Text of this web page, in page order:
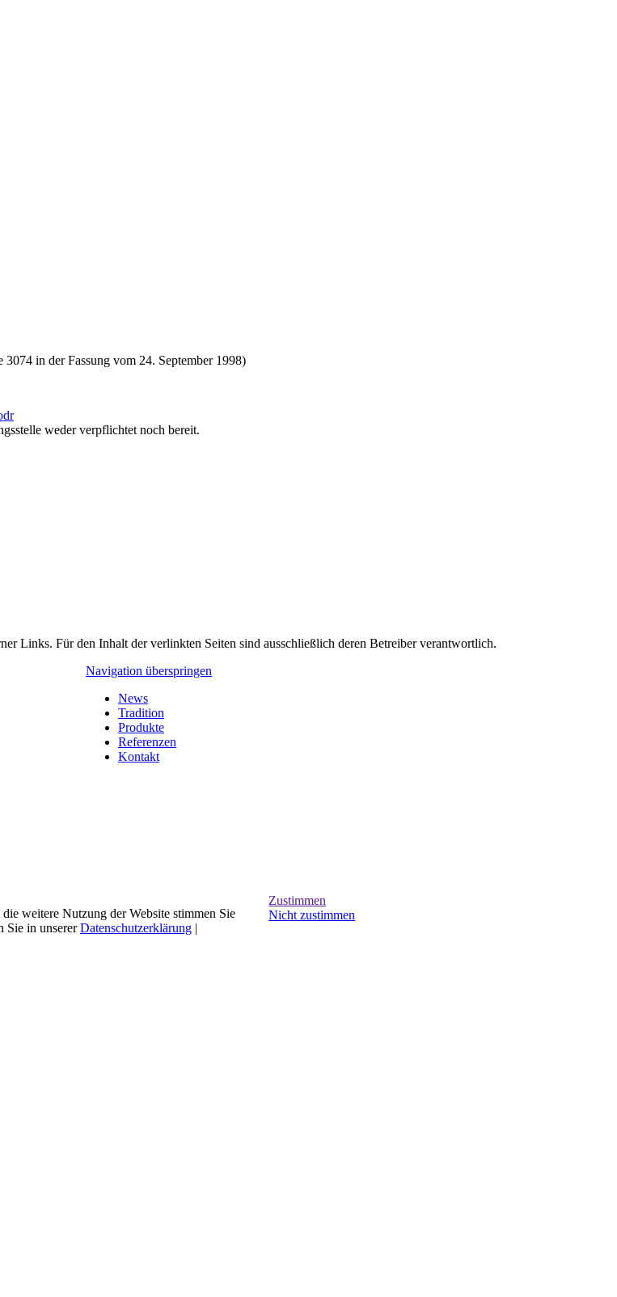
in der Fassung vom 24. September 1998)
weder verpflichtet noch bereit.
Links. Für den Inhalt der verlinkten Seiten sind aus­schließlich deren Betreiber verantwortlich.
Navigation überspringen
News
Tradition
Produkte
Referenzen
Kontakt
weitere Nutzung der Website stimmen Sie
Sie in unsererDatenschutzerklärung |
Zustimmen
Nicht zustimmen